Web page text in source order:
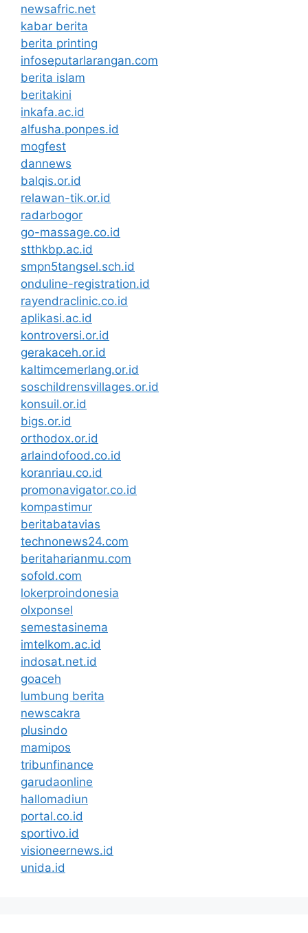
newsafric.net
kabar berita
berita printing
infoseputarlarangan.com
berita islam
beritakini
inkafa.ac.id
alfusha.ponpes.id
mogfest
dannews
balqis.or.id
relawan-tik.or.id
radarbogor
go-massage.co.id
stthkbp.ac.id
smpn5tangsel.sch.id
onduline-registration.id
rayendraclinic.co.id
aplikasi.ac.id
kontroversi.or.id
gerakaceh.or.id
kaltimcemerlang.or.id
soschildrensvillages.or.id
konsuil.or.id
bigs.or.id
orthodox.or.id
arlaindofood.co.id
koranriau.co.id
promonavigator.co.id
kompastimur
beritabatavias
technonews24.com
beritaharianmu.com
sofold.com
lokerproindonesia
olxponsel
semestasinema
imtelkom.ac.id
indosat.net.id
goaceh
lumbung berita
newscakra
plusindo
mamipos
tribunfinance
garudaonline
hallomadiun
portal.co.id
sportivo.id
visioneernews.id
unida.id